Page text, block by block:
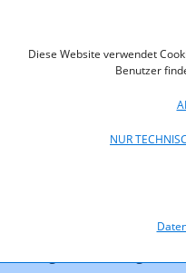
Diese Website verwendet
Benutzer
NUR